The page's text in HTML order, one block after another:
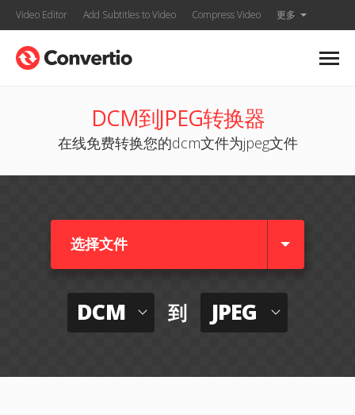
Video Editor Add Subtitles to Video Compress Video 更多
DCM到JPEG转换器
在线免费转换您的dcm文件为jpeg文件
选择文件
DCM 到 JPEG